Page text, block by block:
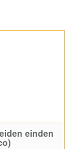
einden